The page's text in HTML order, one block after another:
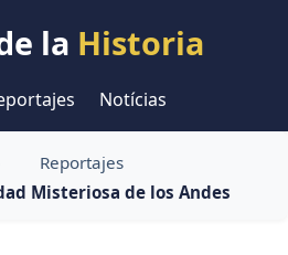
la Historia
Notícias
Reportajes
Misteriosa de los Andes